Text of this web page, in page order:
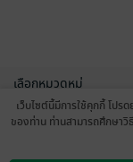
เลือกหมวดหมู่
บริการช่วยเหลือ
เว็บไซต์นี้มีการใช้คุกกี้ โปร
ของท่าน ท่านสามารถศึกษา